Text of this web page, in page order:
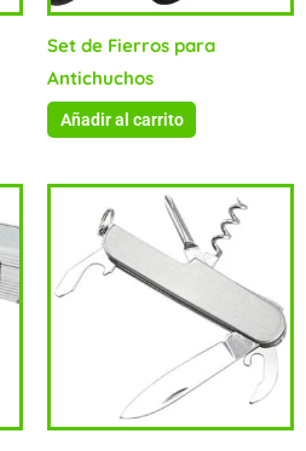
Set de Fierros para
Antichuchos
Añadir al carrito